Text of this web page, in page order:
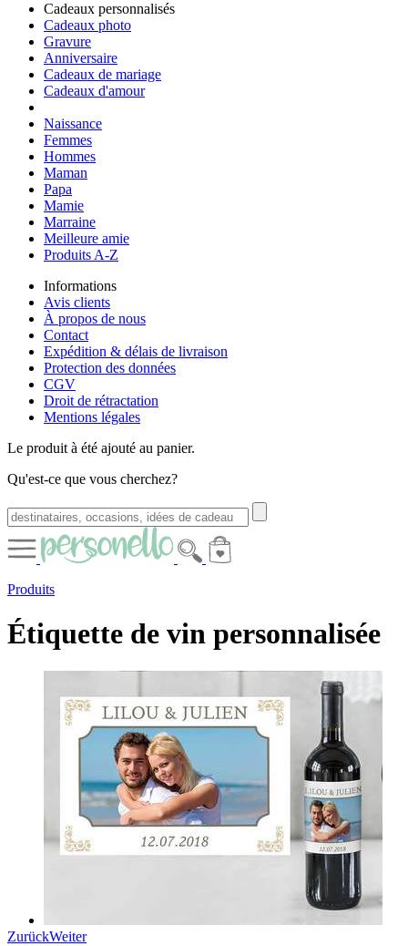
Cadeaux personnalisés
Cadeaux photo
Gravure
Anniversaire
Cadeaux de mariage
Cadeaux d'amour
Naissance
Femmes
Hommes
Maman
Papa
Mamie
Marraine
Meilleure amie
Produits A-Z
Informations
Avis clients
À propos de nous
Contact
Expédition & délais de livraison
Protection des données
CGV
Droit de rétractation
Mentions légales
Le produit à été ajouté au panier.
Qu'est-ce que vous cherchez?
Produits
Étiquette de vin personnalisée
ZurückWeiter